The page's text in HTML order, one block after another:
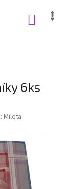
6ks
Mileta